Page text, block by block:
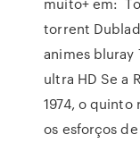
torrent
animes bluray
ultra HD Se a
1974, o quinto
os esforços